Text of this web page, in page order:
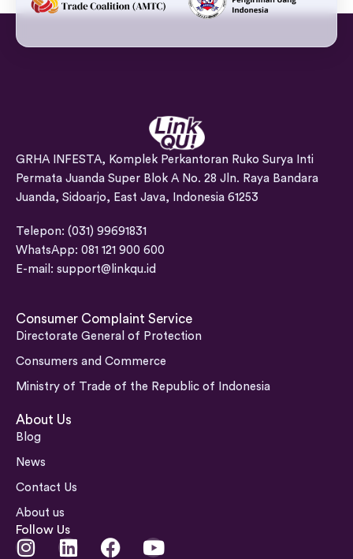
GRHA INFESTA, Komplek Perkantoran Ruko Surya Inti
Permata Juanda Super Blok A No. 28 Jln. Raya Bandara
Juanda, Sidoarjo, East Java, Indonesia 61253
Telepon: (031) 99691831
WhatsApp: 081 121 900 600
E-mail: support@linkqu.id
Consumer Complaint Service
Directorate General of Protection
Consumers and Commerce
Ministry of Trade of the Republic of Indonesia
About Us
Blog
News
Contact Us
About us
Follow Us
I
L
F
Y